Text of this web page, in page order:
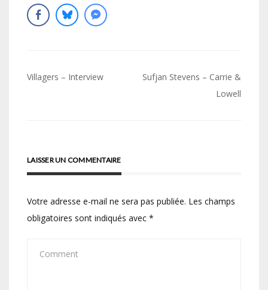
Navigation
Villagers – Interview
Sufjan Stevens – Carrie &
Lowell
LAISSER UN COMMENTAIRE
Votre adresse e-mail ne sera pas publiée. Les champs
obligatoires sont indiqués avec *